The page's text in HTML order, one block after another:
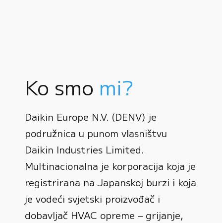
Ko smo mi?
Daikin Europe N.V. (DENV) je
podružnica u punom vlasništvu
Daikin Industries Limited.
Multinacionalna je korporacija koja je
registrirana na Japanskoj burzi i koja
je vodeći svjetski proizvođač i
dobavljač HVAC opreme – grijanje,
0